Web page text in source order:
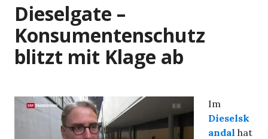
Dieselgate –
Konsumentenschutz
blitzt mit Klage ab
Im
Dieselsk
andal hat